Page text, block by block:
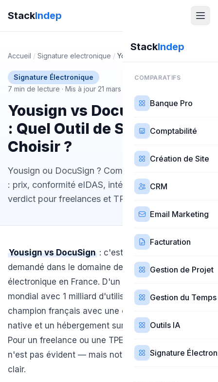
StackIndep
StackIndep
COMPARATIFS
Banque Pro
Comptabilité
Création de Site
CRM
Email Marketing
Facturation
Gestion de Projet
Gestion du Temps
Outils IA
Signature
Accueil / Signature electronique / Yousign vs docusign
Signature Électronique
7 min de lecture · Mis à jour 21 mars 2026
Yousign vs DocuSign 2026
: Quel Outil de Signature
Choisir ?
Yousign ou DocuSign ? Comparatif complet 2026
: prix, conformité eIDAS, intégrations, UX. Notre
verdict pour freelances et TPE françaises.
Yousign vs DocuSign : c'est le comparatif le plus
demandé dans le domaine de la signature
électronique en France. D'un côté, le leader
mondial avec 1 milliard d'utilisateurs. De l'autre, le
champion français avec une conformité eIDAS
native et un hébergement sur le territoire français.
Pour un freelance ou une TPE française, le choix
n'est pas évident — mais notre analyse le rend
clair.